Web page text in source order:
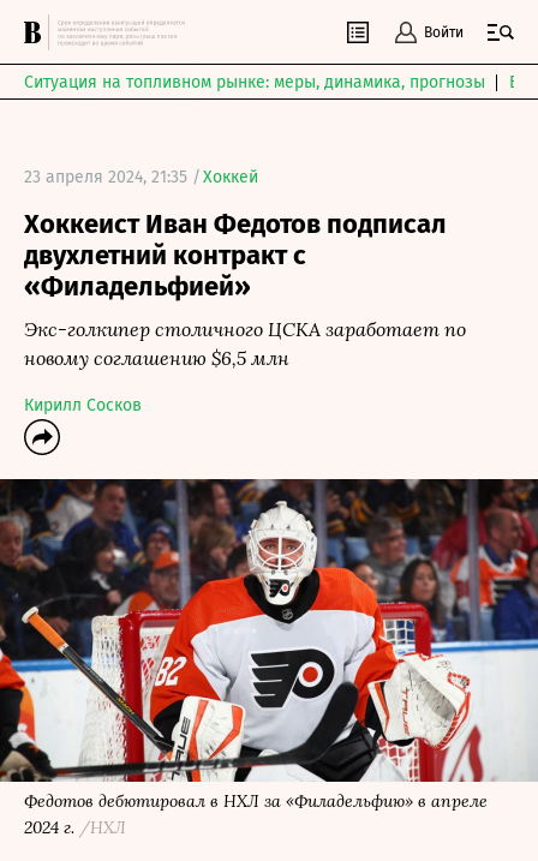
Войти
Ситуация на топливном рынке: меры, динамика, прогнозы
23 апреля 2024, 21:35 /Хоккей
Хоккеист Иван Федотов подписал
двухлетний контракт с
«Филадельфией»
Экс-голкипер столичного ЦСКА заработает по
новому соглашению $6,5 млн
Кирилл Сосков
Федотов дебютировал в НХЛ за «Филадельфию» в апреле
2024 г. /НХЛ